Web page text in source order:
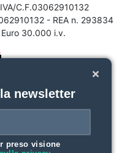
C.F.03062910132
- REA n. 293834
Euro 30.000 i.v.
newsletter
preso visione